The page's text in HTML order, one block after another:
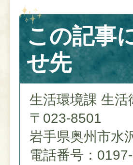
この記事
せ先
生活環境課 生活
〒023-8501
岩手県奥州市水
電話番号：